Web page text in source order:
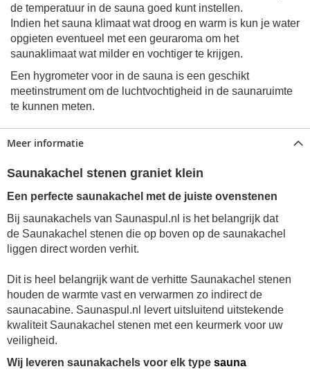
de temperatuur in de sauna goed kunt instellen.
Indien het sauna klimaatwatdroog en warm is kun je water
opgieten eventueel met een geuraroma om het
saunaklimaat wat milder en vochtiger te krijgen.
Een hygrometer voor in de sauna is een geschikt
meetinstrument om de luchtvochtigheid in de saunaruimte
te kunnen meten.
Meer informatie
Saunakachel stenen graniet klein
Een perfecte saunakachel met de juiste ovenstenen
Bij saunakachels van Saunaspul.nl is het belangrijk dat
de Saunakachel stenen die op boven op de saunakachel
liggen direct worden verhit.
Dit is heel belangrijk want de verhitte Saunakachel stenen
houden de warmte vast en verwarmen zo indirect de
saunacabine. Saunaspul.nl levert uitsluitend uitstekende
kwaliteit Saunakachel stenen met een keurmerk voor uw
veiligheid.
Wij leveren saunakachels voor elk type sauna